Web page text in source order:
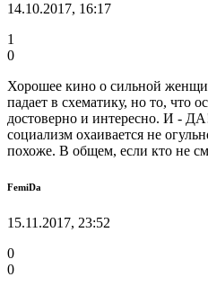
14.10.2017, 16:17
1
0
Хорошее кино о сильной
падает в схематику, но то, что
достоверно и интересно. И -
социализм охаивается не
похоже. В общем, если кто не
FemiDa
15.11.2017, 23:52
0
0